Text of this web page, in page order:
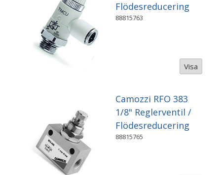
Flödesreducering
88815763
Visa
Camozzi RFO 383
1/8" Reglerventil /
Flödesreducering
88815765